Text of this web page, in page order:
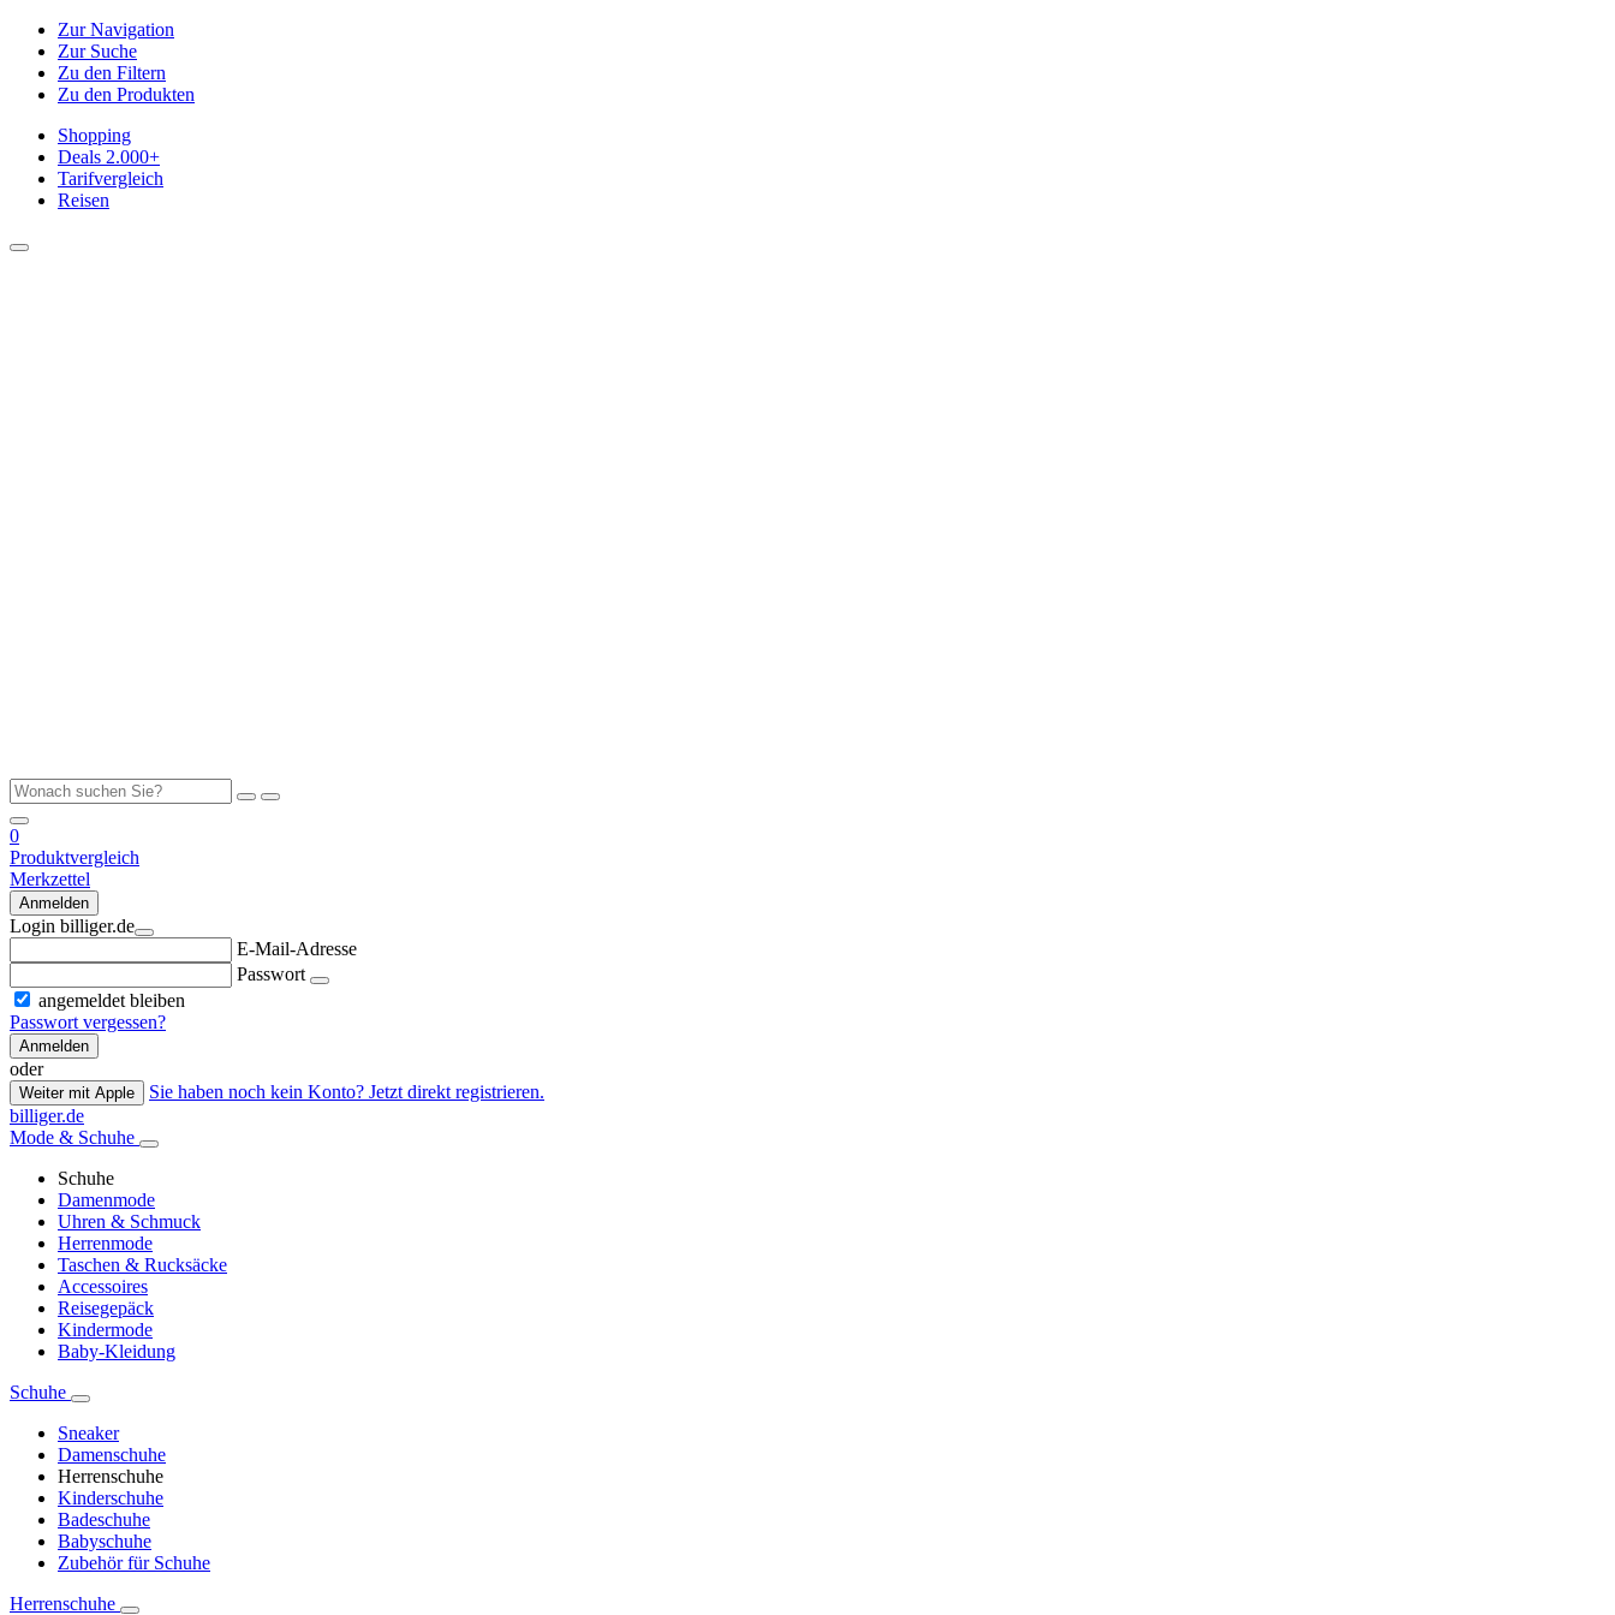
Zur Navigation
Zur Suche
Zu den Filtern
Zu den Produkten
Shopping
Deals 2.000+
Tarifvergleich
Reisen
0
Produktvergleich
Merkzettel
Anmelden
Login billiger.de
E-Mail-Adresse
Passwort
angemeldet bleiben
Passwort vergessen?
Anmelden
oder
Weiter mit Apple
Sie haben noch kein Konto? Jetzt direkt registrieren.
billiger.de
Mode & Schuhe
Schuhe
Damenmode
Uhren & Schmuck
Herrenmode
Taschen & Rucksäcke
Accessoires
Reisegepäck
Kindermode
Baby-Kleidung
Schuhe
Sneaker
Damenschuhe
Herrenschuhe
Kinderschuhe
Badeschuhe
Babyschuhe
Zubehör für Schuhe
Herrenschuhe